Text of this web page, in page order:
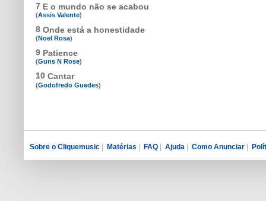
7 E o mundo não se acabou
(Assis Valente)
8 Onde está a honestidade
(Noel Rosa)
9 Patience
(Guns N Rose)
10 Cantar
(Godofredo Guedes)
Sobre o Cliquemusic | Matérias | FAQ | Ajuda | Como Anunciar |